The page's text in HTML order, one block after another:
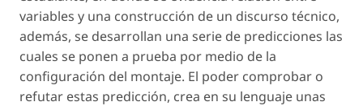
variables y una construcción de un discurso técnico,
además, se desarrollan una serie de predicciones las
cuales se ponen a prueba por medio de la
configuración del montaje. El poder comprobar o
refutar estas predicción, crea en su lenguaje unas